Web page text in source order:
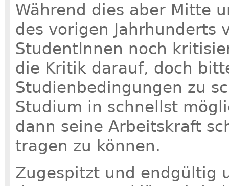
Während dies aber Mitte
des vorigen Jahrhunderts
StudentInnen noch
die Kritik darauf, doch
Studienbedingungen zu
Studium in schnellst
dann seine Arbeitskraft
tragen zu können.
Zugespitzt und endgültig